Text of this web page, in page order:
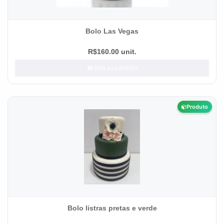
Bolo Las Vegas
R$160.00 unit.
Produto
Bolo listras pretas e verde